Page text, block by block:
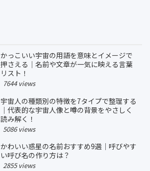
かっこいい宇宙の用語を意味とイメージで
押さえる｜名前や文章が一気に映える言葉
リスト！
7644 views
宇宙人の種類別の特徴を7タイプで整理する
｜代表的な宇宙人像と噂の背景をやさしく
読み解く！
5086 views
かわいい惑星の名前おすすめ9選｜呼びやす
い呼び名の作り方は？
2855 views